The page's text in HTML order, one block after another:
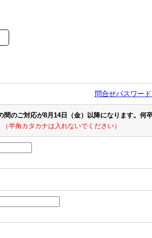
問合せパスワー
のご対応が8月14日（金）以降になります。何卒
半角カタカナは入れないでください）